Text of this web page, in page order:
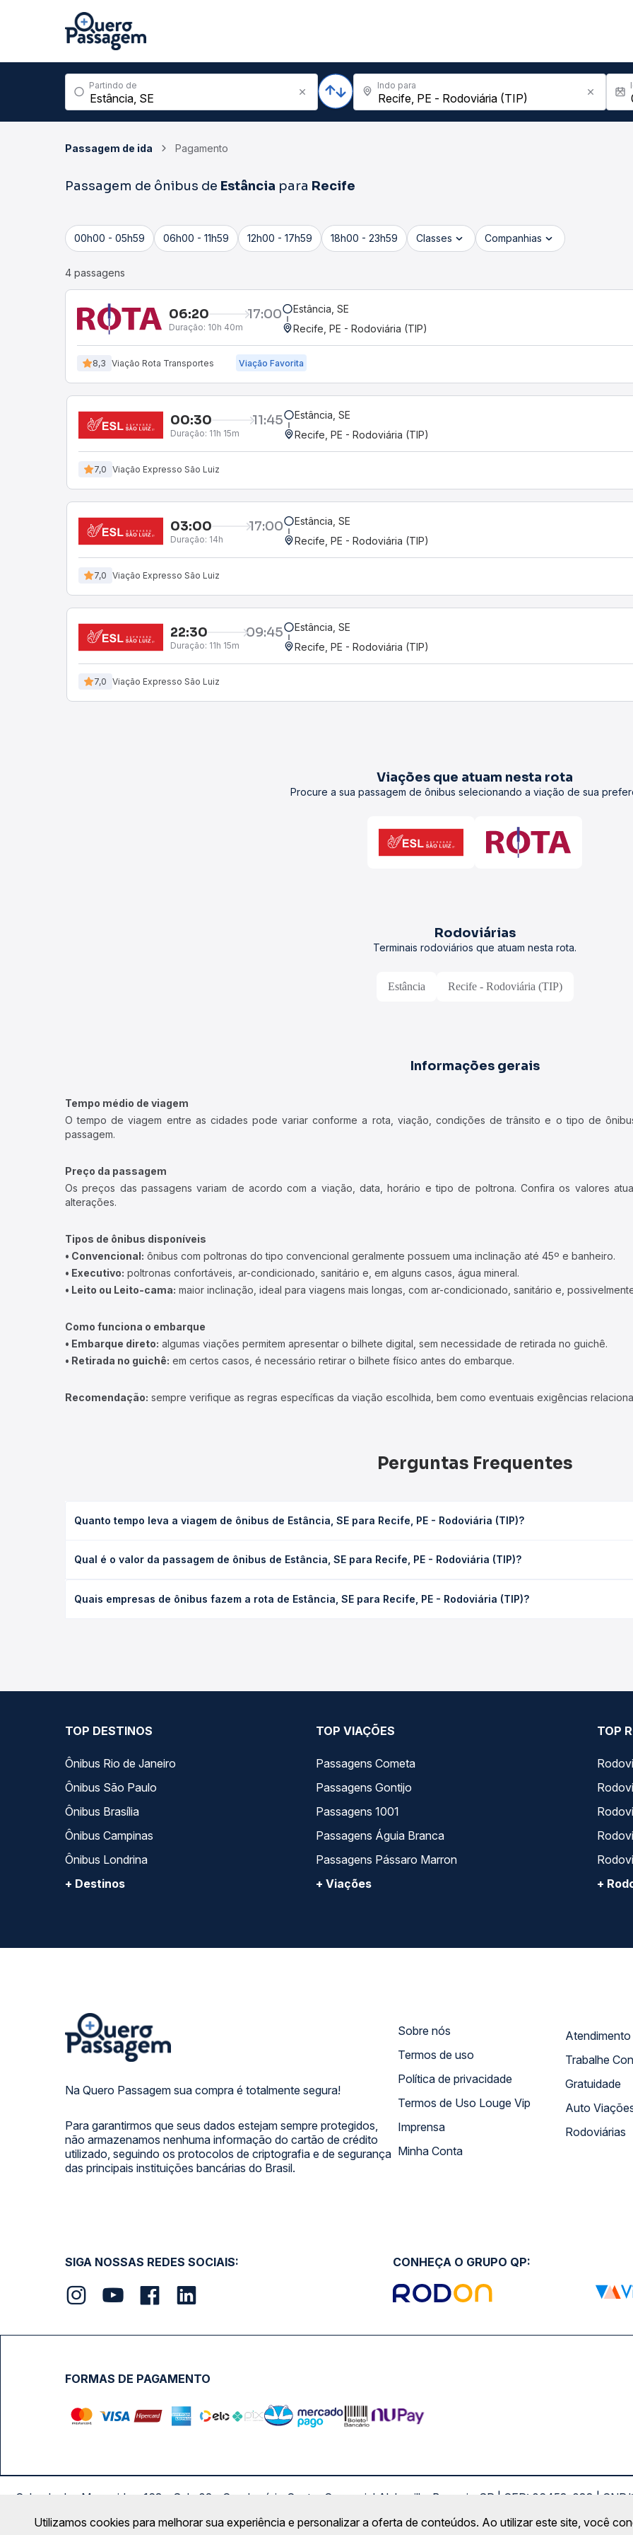
Partindo de Indo para
Passagem de ida Pagamento
Passagem de ônibus de Estância para Recife
00h00 - 05h59 06h00 - 11h59 12h00 - 17h59 18h00 - 23h59 Classes Companhias
4 passagens
06:20 17:00
Duração: 10h 40m
Estância, SE
Recife, PE - Rodoviária (TIP)
8,3 Viação Rota Transportes Viação Favorita
00:30 11:45
Duração: 11h 15m
Estância, SE
Recife, PE - Rodoviária (TIP)
7,0 Viação Expresso São Luiz
03:00 17:00
Duração: 14h
Estância, SE
Recife, PE - Rodoviária (TIP)
7,0 Viação Expresso São Luiz
22:30 09:45
Duração: 11h 15m
Estância, SE
Recife, PE - Rodoviária (TIP)
7,0 Viação Expresso São Luiz
Viações que atuam nesta rota
Procure a sua passagem de ônibus selecionando a viação de sua
Rodoviárias
Terminais rodoviários que atuam nesta rota.
Estância Recife - Rodoviária (TIP)
Informações gerais
Tempo médio de viagem
O tempo de viagem entre as cidades pode variar conforme a rota, viação, condições de trânsito e o tipo de
passagem.
Preço da passagem
Os preços das passagens variam de acordo com a viação, data, horário e tipo de poltrona. Confira os valores
alterações.
Tipos de ônibus disponíveis
• Convencional: ônibus com poltronas do tipo convencional geralmente possuem uma inclinação até 45º e banheiro.
• Executivo: poltronas confortáveis, ar-condicionado, sanitário e, em alguns casos, água mineral.
• Leito ou Leito-cama: maior inclinação, ideal para viagens mais longas, com ar-condicionado, sanitário e,
Como funciona o embarque
• Embarque direto: algumas viações permitem apresentar o bilhete digital, sem necessidade de retirada no guichê.
• Retirada no guichê: em certos casos, é necessário retirar o bilhete físico antes do embarque.
Recomendação: sempre verifique as regras específicas da viação escolhida, bem como eventuais exigências
Perguntas Frequentes
Quanto tempo leva a viagem de ônibus de Estância, SE para Recife, PE - Rodoviária (TIP)?
executivo ou leito) e as condições de tráfego. Na Quero Passagem você consulta os horários disponíveis e vê a
Qual é o valor da passagem de ônibus de Estância, SE para Recife, PE - Rodoviária (TIP)?
poltrona e a antecedência da compra. Na Quero Passagem você compara os preços de todas as viações em tempo
Quais empresas de ônibus fazem a rota de Estância, SE para Recife, PE - Rodoviária (TIP)?
TOP DESTINOS
Ônibus Rio de Janeiro
Ônibus São Paulo
Ônibus Brasília
Ônibus Campinas
Ônibus Londrina
+ Destinos
TOP VIAÇÕES
Passagens Cometa
Passagens Gontijo
Passagens 1001
Passagens Águia Branca
Passagens Pássaro Marron
+ Viações
TOP
+
Na Quero Passagem sua compra é totalmente segura!
Para garantirmos que seus dados estejam sempre protegidos,
não armazenamos nenhuma informação do cartão de crédito
utilizado, seguindo os protocolos de criptografia e de segurança
das principais instituições bancárias do Brasil.
Sobre nós
Termos de uso
Política de privacidade
Termos de Uso Louge Vip
Imprensa
Minha Conta
Trabalhe
Gratuidade
Auto
Rodoviárias
SIGA NOSSAS REDES SOCIAIS: CONHEÇA O GRUPO QP:
FORMAS DE PAGAMENTO
Calçada das Margaridas, 163 - Sala 02 - Condomínio Centro Comercial Alphaville, Barueri - SP | CEP: 06453-038 |
Copyright 2026 © QueroPassagem.com.br
Utilizamos cookies para melhorar sua experiência e personalizar a oferta de conteúdos. Ao utilizar este site, você